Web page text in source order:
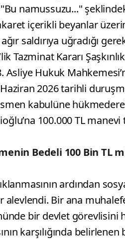
"Bu namussuzu..."
içerikli beyanlar
saldırıya uğradığı
Tazminat Kararı
Asliye Hukuk
2026 tarihli
kabulüne
100.000 TL
Bedeli 100 Bin TL
ardından
alevlendi. Bir ana
bir devlet görevlisini
karşılığında